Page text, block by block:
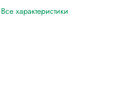
Все характеристики